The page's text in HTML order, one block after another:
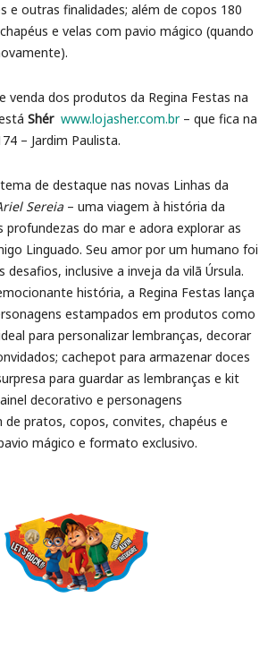
e outras finalidades; além de copos 180
e velas com pavio mágico (quando
venda dos produtos da Regina Festas na
Shér www.lojasher.com.br– que fica na
– Jardim Paulista.
de destaque nas novas Linhas da
Sereia – uma viagem à história da
profundezas do mar e adora explorar as
Linguado. Seu amor por um humano foi
desafios, inclusive a inveja da vilã Úrsula.
história, a Regina Festas lança
estampados em produtos como
para personalizar lembranças, decorar
cachepot para armazenar doces
para guardar as lembranças e kit
decorativo e personagens
de pratos, copos, convites, chapéus e
mágico e formato exclusivo.